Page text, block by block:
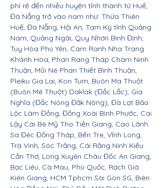
phí rẻ đến nhiều huyện tỉnh thành từ Huế,
Đà Nẵng trở vào nam như: Thừa Thiên
Huế, Đà Nẵng, Hội An, Tam Kỳ tỉnh Quảng
Nam, Quảng Ngãi, Quy Nhơn Bình Định,
Tuy Hòa Phú Yên, Cam Ranh Nha Trang
Khánh Hòa, Phan Rang Tháp Chàm Ninh
Thuận, Mũi Né Phan Thiết Bình Thuận,
Pleiku Gia Lai, Kon Tum, Buôn Ma Thuột
(Buôn Mê Thuột) Daklak (Đắc Lắc), Gia
Nghĩa (Đắc Nông Đăk Nông), Đà Lạt Bảo
Lộc Lâm Đồng, Đồng Xoài Bình Phước, Cai
Lậy Cái Bè Mỹ Tho Tiền Giang, Cao Lãnh
Sa Đéc Đồng Tháp, Bến Tre, Vĩnh Long,
Trà Vinh, Sóc Trăng, Cái Răng Ninh Kiều
Cần Thơ, Long Xuyên Châu Đốc An Giang,
Bạc Liêu, Cà Mau, Phú Quốc, Rạch Giá
Kiên Giang, HCM Tphcm Sài Gòn SG, Biên